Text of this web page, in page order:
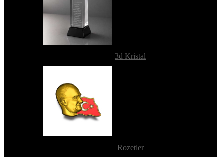
3d Kristal
Rozetler